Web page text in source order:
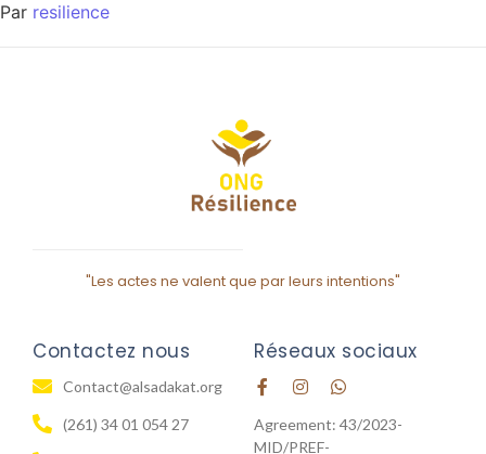
Par resilience
"Les actes ne valent que par leurs intentions"
Contactez nous
Contact@alsadakat.org
(261) 34 01 054 27
Réseaux sociaux
Agreement: 43/2023-
MID/PREF-